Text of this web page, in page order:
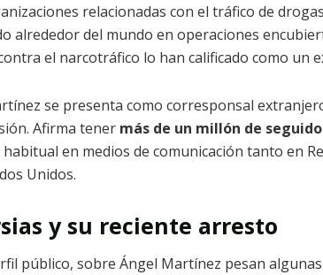
relacionadas con el tráfico de
alrededor del mundo en operaciones
el narcotráfico lo han calificado como un
se presenta como corresponsal
Afirma tener más de un millón de
en medios de comunicación tanto en
Unidos.
y su reciente arresto
público, sobre Ángel Martínez pesan algunas